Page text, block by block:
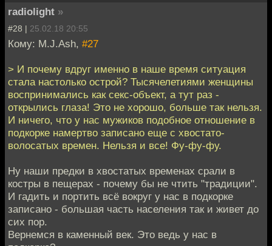
radiolight »
#28 | 25.02.18 20:55
Кому: M.J.Ash, #27
> И почему вдруг именно в наше время ситуация
стала настолько острой? Тысячелетиями женщины
воспринимались как секс-объект, а тут раз -
открылись глаза! Это не хорошо, больше так нельзя.
И ничего, что у нас мужиков подобное отношение в
подкорке намертво записано еще с хвостато-
волосатых времен. Нельзя и все! Фу-фу-фу.
Ну наши предки в хвостатых временах срали в
костры в пещерах - почему бы не чтить "традиции".
И гадить и портить всё вокруг у нас в подкорке
записано - большая часть населения так и живет до
сих пор.
Вернемся в каменный век. Это ведь у нас в